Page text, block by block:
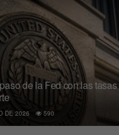
de la Fed con las
DE 2026 590